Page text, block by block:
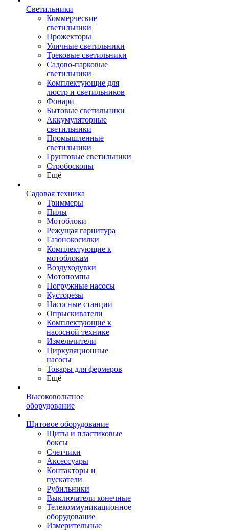
Светильники
Коммерческие
светильники
Прожекторы
Уличные светильники
Трековые светильники
Садово-парковые
светильники
Комплектующие для
люстр и светильников
Фонари
Бытовые светильники
Аккумуляторные
светильники
Промышленные
светильники
Грунтовые светильники
Стробоскопы
Ещё
Садовая техника
Триммеры
Пилы
Мотоблоки
Режущая гарнитура
Газонокосилки
Комплектующие к
мотоблокам
Воздуходувки
Мотопомпы
Погружные насосы
Кусторезы
Насосные станции
Опрыскиватели
Комплектующие к
насосной технике
Измельчители
Циркуляционные
насосы
Товары для фермеров
Ещё
Высоковольтное
оборудование
Щитовое оборудование
Щиты и пластиковые
боксы
Счетчики
Аксессуары
Контакторы и
пускатели
Рубильники
Выключатели конечные
Телекоммуникационное
оборудование
Измерительные